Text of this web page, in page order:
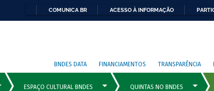
COMUNICA BR ACESSO À INFORMAÇÃO
BNDES DATA FINANCIAMENTOS TRANSPARÊNCIA